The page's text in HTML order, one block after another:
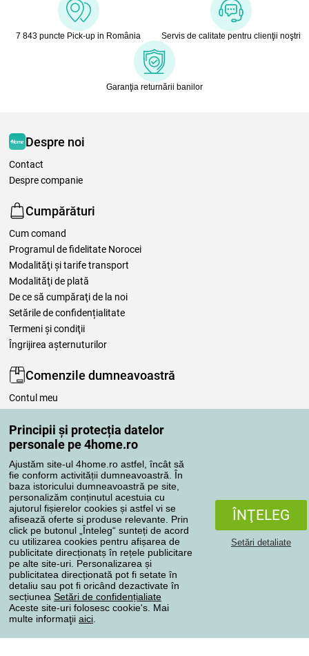
Principii și protecția datelor
personale pe 4home.ro
Ajustăm site-ul 4home.ro astfel, încât să
fie conform activității dumneavoastră. În
baza istoricului dumneavoastră pe site,
personalizăm conținutul acestuia cu
ajutorul fișierelor cookies și astfel vi se
afisează oferte si produse relevante. Prin
click pe butonul „Înteleg“ sunteți de acord
cu utilizarea cookies pentru afișarea de
publicitate direcționatș în rețele publicitare
pe alte site-uri. Personalizarea și
publicitatea direcționată pot fi setate în
detaliu sau pot fi oricând dezactivate în
secțiunea Setări de confidențialiate
Aceste site-uri folosesc cookie's. Mai
multe informaţii aici
ÎNŢELEG
Setări detaliate
7 843 puncte Pick-up in România Servis de calitate pentru clienţii noştri
Garanţia returnării banilor
Despre noi
Contact
Despre companie
Cumpărături
Cum comand
Programul de fidelitate Norocei
Modalităţi şi tarife transport
Modalităţi de plată
De ce să cumpăraţi de la noi
Setările de confidențialitate
Termeni şi condiţii
Îngrijirea așternuturilor
Comenzile dumneavoastră
Contul meu
Reclamaţii
Retragere de la contract
Regulile de procesare a recenziilor
Metode de transport
Metode de plată
Magazin de încredere